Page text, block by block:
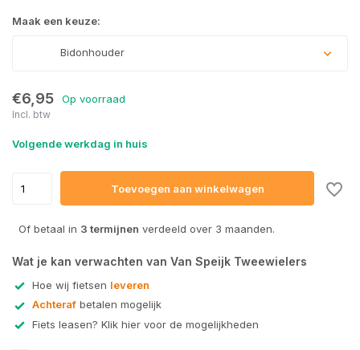
Maak een keuze:
Bidonhouder
€6,95 Op voorraad
Incl. btw
Volgende werkdag in huis
Toevoegen aan winkelwagen
Of betaal in 3 termijnen verdeeld over 3 maanden.
Wat je kan verwachten van Van Speijk Tweewielers
Hoe wij fietsen leveren
Achteraf betalen mogelijk
Fiets leasen? Klik hier voor de mogelijkheden